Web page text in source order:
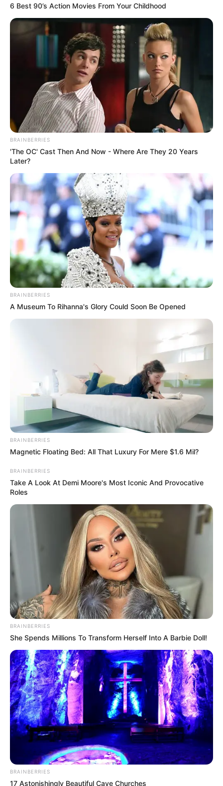
LIHAT ARTIKEL LAINNYA
Tastefully Yours Confidence Queen
Walking On Thin Ice Tempest
My Troublesome Star Aema
ULASAN
Ruas yang wajib ditandai
Rating
Cerita
6 Best 90’s Action Movies From Your Childhood
BRAINBERRIES
'The OC' Cast Then And Now - Where Are They 20 Years
Later?
BRAINBERRIES
A Museum To Rihanna's Glory Could Soon Be Opened
BRAINBERRIES
Magnetic Floating Bed: All That Luxury For Mere $1.6 Mil?
BRAINBERRIES
Take A Look At Demi Moore's Most Iconic And Provocative
Roles
BRAINBERRIES
She Spends Millions To Transform Herself Into A Barbie Doll!
BRAINBERRIES
17 Astonishingly Beautiful Cave Churches